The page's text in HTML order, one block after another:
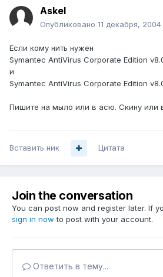
Askel
Опубликовано 11 декабря, 2004
Если кому нить нужен
Symantec AntiVirus Corporate Edition
и
Symantec AntiVirus Corporate Edition
Пишите на мыло или в асю. Скину или
Вставить ник Цитата
Join the conversation
You can post now and register later. If
sign in now to post with your account.
Ответить в тему...